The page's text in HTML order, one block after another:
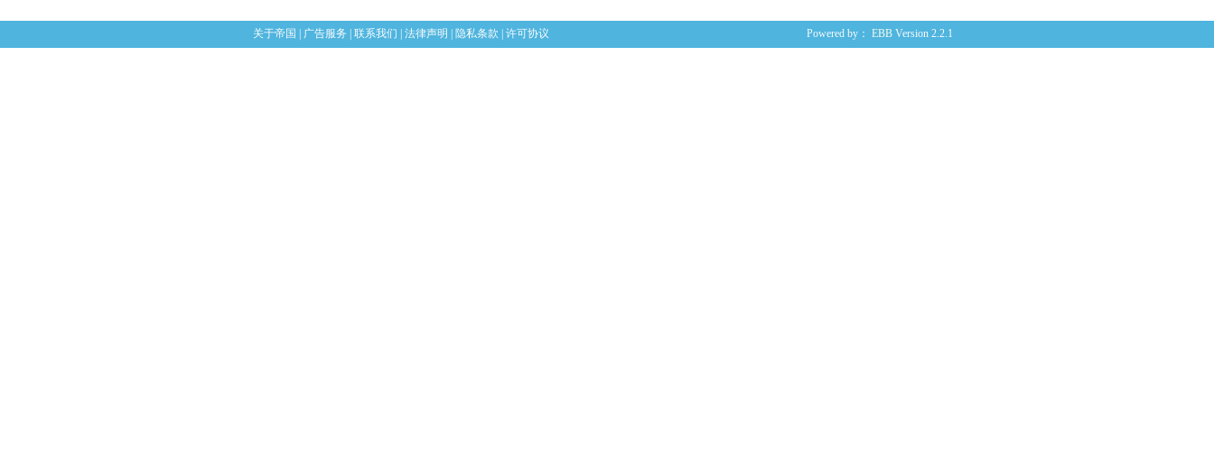
关于帝国 广告服务 联系我们 法律声明 隐私条款 许可协议 Powered by： EBB Version 2.2.1